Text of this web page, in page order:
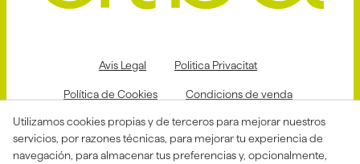
Avis Legal Politica Privacitat
Política de Cookies Condicions de venda
Declaració d'accessibilitat
Canal de denuncias
Utilizamos cookies propias y de terceros para mejorar nuestros
servicios, por razones técnicas, para mejorar tu experiencia de
navegación, para almacenar tus preferencias y, opcionalmente,